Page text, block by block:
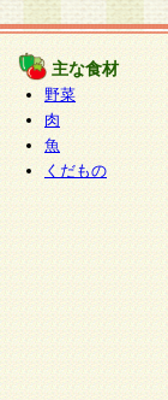
主な食材
野菜
肉
魚
くだもの